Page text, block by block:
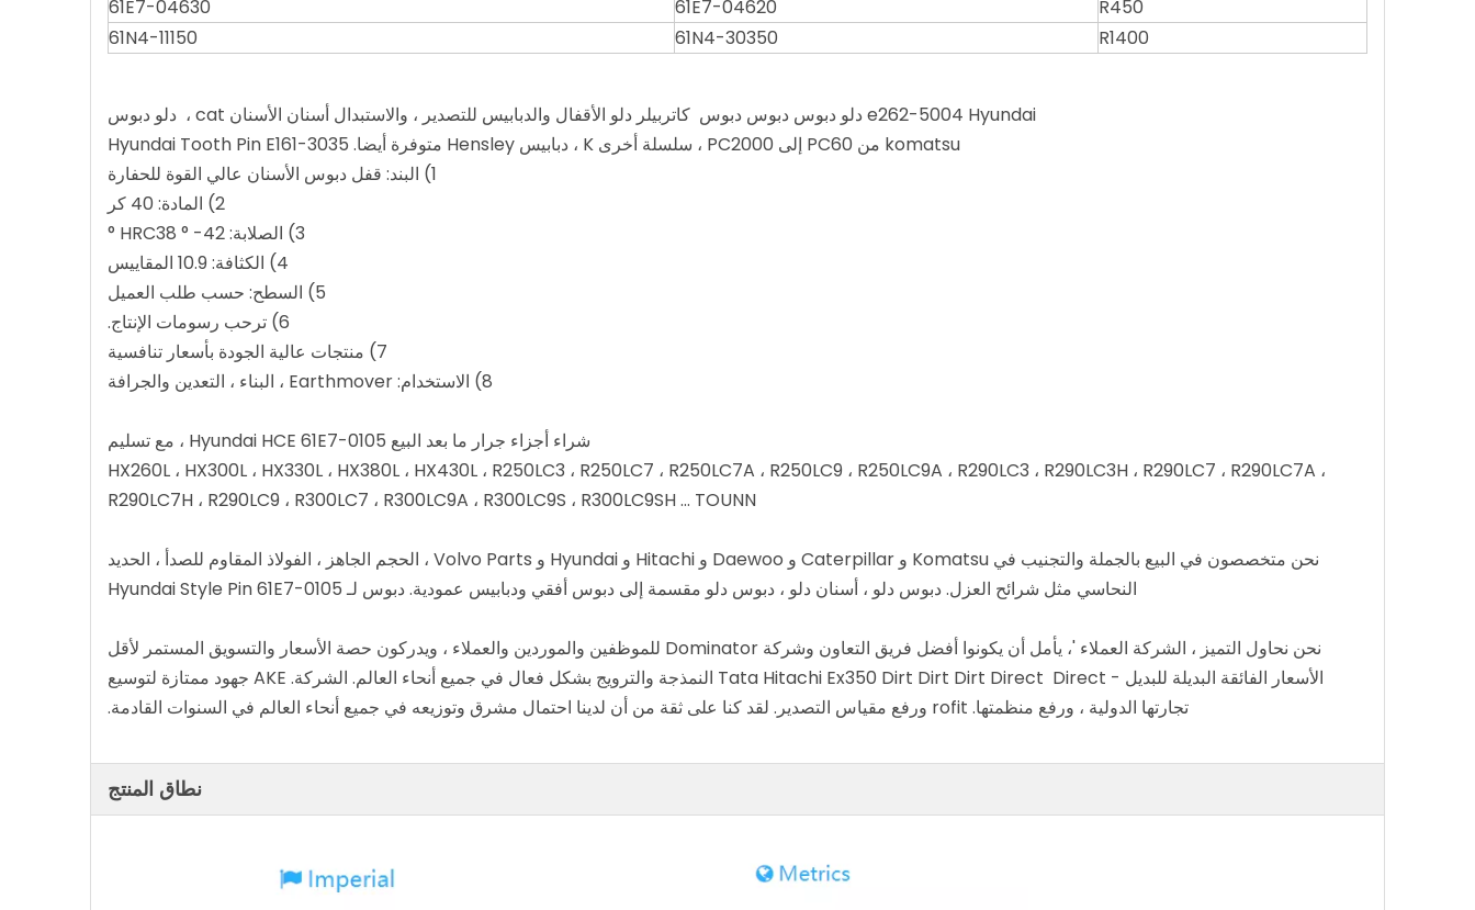
R450
61E7-04620
61E7-04630
R1400
61N4-30350
61N4-11150
e262-5004 Hyundai دلو دبوس دبوس دبوس كاتربيلر دلو الأقفال والدبابيس للتصدير ، والاستبدال أسنان الأسنان cat ، دلو دبوس
komatsu من PC60 إلى PC2000 ، سلسلة أخرى K ، دبابيس Hensley متوفرة أيضا. Hyundai Tooth Pin E161-3035
1) البند: قفل دبوس الأسنان عالي القوة للحفارة
2) المادة: 40 كر
3) الصلابة: HRC38 ° -42 °
4) الكثافة: 10.9 المقاييس
5) السطح: حسب طلب العميل
6) ترحب رسومات الإنتاج.
7) منتجات عالية الجودة بأسعار تنافسية
8) الاستخدام: Earthmover ، البناء ، التعدين والجرافة
شراء أجزاء جرار ما بعد البيع Hyundai HCE 61E7-0105 ، مع تسليم
HX260L ، HX300L ، HX330L ، HX380L ، HX430L ، R250LC3 ، R250LC7 ، R250LC7A ، R250LC9 ، R250LC9A ، R290LC3 ، R290LC3H ، R290LC7 ، R290LC7A ،
R290LC7H ، R290LC9 ، R300LC7 ، R300LC9A ، R300LC9S ، R300LC9SH ... TOUNN
نحن متخصصون في البيع بالجملة والتجنيب في Komatsu و Caterpillar و Daewoo و Hitachi و Hyundai و Volvo Parts ، الحجم الجاهز ، الفولاذ المقاوم للصدأ ، الحديد
النحاسي مثل شرائح العزل. دبوس دلو ، أسنان دلو ، دبوس دلو مقسمة إلى دبوس أفقي ودبابيس عمودية. دبوس لـ Hyundai Style Pin 61E7-0105
نحن نحاول التميز ، الشركة العملاء '، يأمل أن يكونوا أفضل فريق التعاون وشركة Dominator للموظفين والموردين والعملاء ، ويدركون حصة الأسعار والتسويق المستمر لأقل
الأسعار الفائقة البديلة للبديل - Tata Hitachi Ex350 Dirt Dirt Dirt Direct Direct النمذجة والترويج بشكل فعال في جميع أنحاء العالم. الشركة. AKE جهود ممتازة لتوسيع
تجارتها الدولية ، ورفع منظمتها. rofit ورفع مقياس التصدير. لقد كنا على ثقة من أن لدينا احتمال مشرق وتوزيعه في جميع أنحاء العالم في السنوات القادمة.
نطاق المنتج